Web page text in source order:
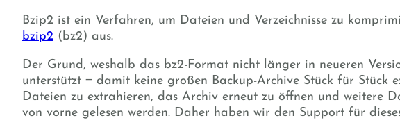
Bzip2 ist ein Verfahren, um Dateien und Verzeichnisse zu
bzip2 (bz2) aus.
Der Grund, weshalb das bz2-Format nicht länger in neueren
unterstützt ‒ damit keine großen Backup-Archive Stück für Stück
Dateien zu extrahieren, das Archiv erneut zu öffnen und weitere
von vorne gelesen werden. Daher haben wir den Support für